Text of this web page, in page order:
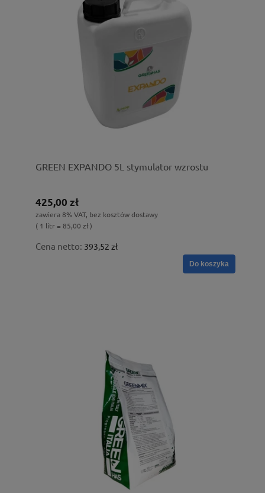
GREEN EXPANDO 5L stymulator wzrostu
425,00 zł
zawiera 8% VAT, bez kosztów dostawy
( 1 litr = 85,00 zł )
Cena netto: 393,52 zł
Do koszyka